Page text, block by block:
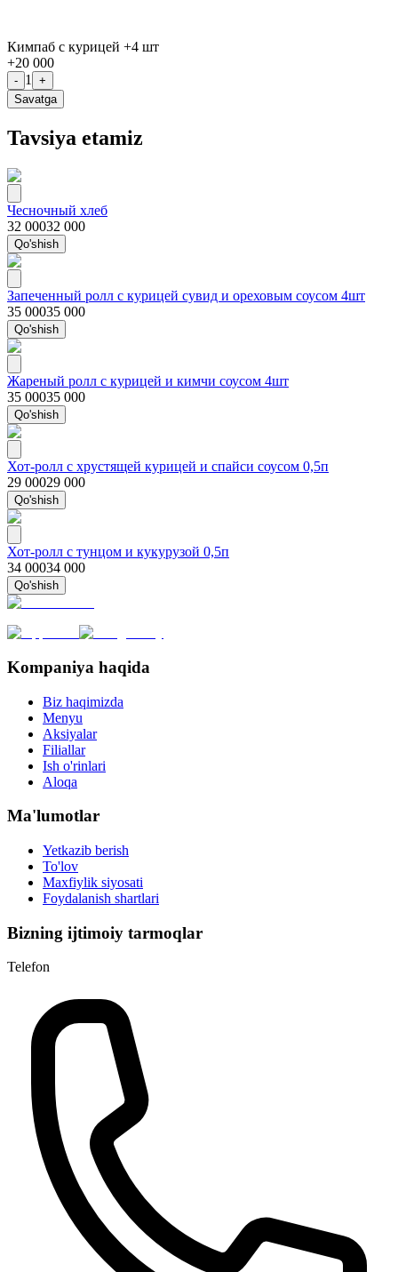
Кимпаб с курицей +4 шт
+20 000
- 1
+
Savatga
Tavsiya etamiz
Чесночный хлеб
32 00032 000
Qo'shish
Запеченный ролл с курицей сувид и ореховым соусом 4шт
35 00035 000
Qo'shish
Жареный ролл с курицей и кимчи соусом 4шт
35 00035 000
Qo'shish
Хот-ролл с хрустящей курицей и спайси соусом 0,5п
29 00029 000
Qo'shish
Хот-ролл с тунцом и кукурузой 0,5п
34 00034 000
Qo'shish
Kompaniya haqida
Biz haqimizda
Menyu
Aksiyalar
Filiallar
Ish o'rinlari
Aloqa
Ma'lumotlar
Yetkazib berish
To'lov
Maxfiylik siyosati
Foydalanish shartlari
Bizning ijtimoiy tarmoqlar
Telefon